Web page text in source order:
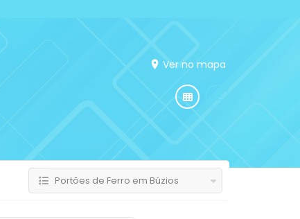
Ver no mapa
Portões de Ferro em Búzios